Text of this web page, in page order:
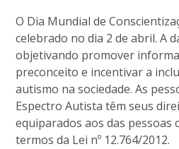
O Dia Mundial de
celebrado no dia 2 de abril. A
objetivando promover
preconceito e incentivar a
autismo na sociedade. As
Espectro Autista têm seus
equiparados aos das pessoas
termos da Lei nº 12.764/2012.